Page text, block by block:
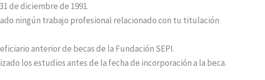
de diciembre de 1991.
ningún trabajo profesional relacionado con tu titulación
anterior de becas de la Fundación SEPI.
los estudios antes de la fecha de incorporación a la beca.